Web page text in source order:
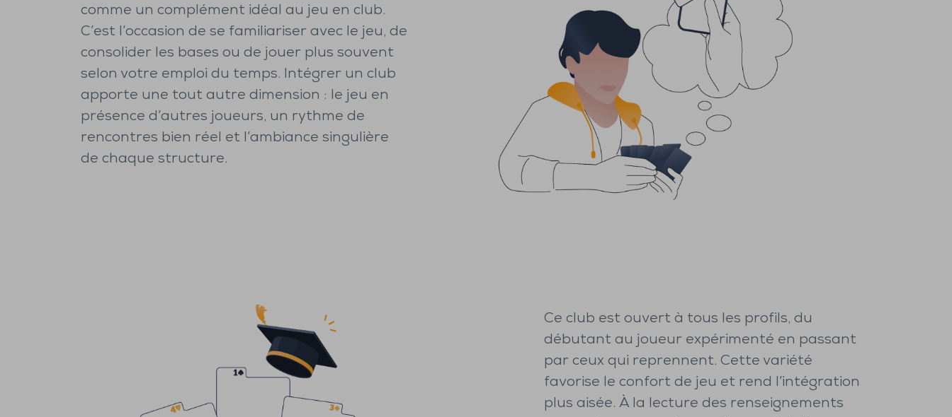
comme un complément idéal au jeu en club.
C’est l’occasion de se familiariser avec le jeu, de
consolider les bases ou de jouer plus souvent
selon votre emploi du temps. Intégrer un club
apporte une tout autre dimension : le jeu en
présence d’autres joueurs, un rythme de
rencontres bien réel et l’ambiance singulière
de chaque structure.
Ce club est ouvert à tous les profils, du
débutant au joueur expérimenté en passant
par ceux qui reprennent. Cette variété
favorise le confort de jeu et rend l’intégration
plus aisée. À la lecture des renseignements